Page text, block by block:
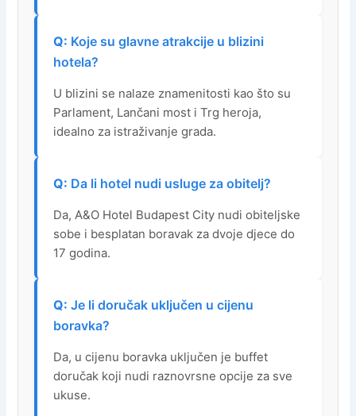
Koje su glavne atrakcije u blizini
hotela?
U blizini se nalaze znamenitosti kao što su
Parlament, Lančani most i Trg heroja,
idealno za istraživanje grada.
Da li hotel nudi usluge za obitelj?
Da, A&O Hotel Budapest City nudi obiteljske
sobe i besplatan boravak za dvoje djece do
17 godina.
Je li doručak uključen u cijenu
boravka?
Da, u cijenu boravka uključen je buffet
doručak koji nudi raznovrsne opcije za sve
ukuse.